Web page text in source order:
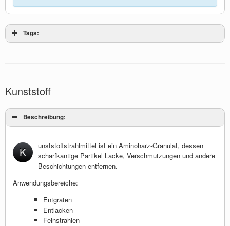
Tags:
Kunststoff
Beschreibung:
K
unststoffstrahlmittel ist ein Aminoharz-Granulat, dessen
scharfkantige Partikel Lacke, Verschmutzungen und andere
Beschichtungen entfernen.
Anwendungsbereiche:
Entgraten
Entlacken
Feinstrahlen